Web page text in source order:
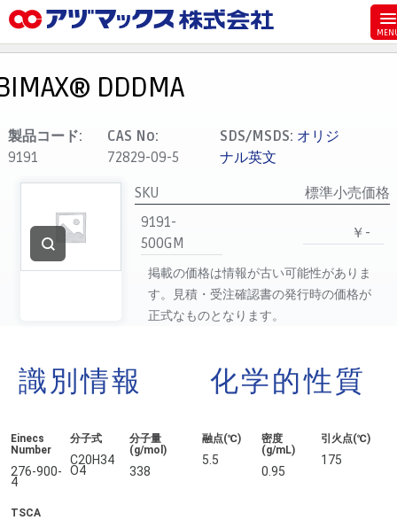
お気に入り
カート
マイアカウント
代理店一覧
支払い
DDDMA
製品コード:
9191
CAS No:
72829-09-5
SDS/MSDS: オリジ
ナル英文
SKU
標準小売価格
9191-
500GM
￥-
掲載の価格は情報が古い可能性がありま
す。見積・受注確認書の発行時の価格が
正式なものとなります。
識別情報
Einecs
Number
276-900-
4
分子式
C20H34
O4
分子量
(g/mol)
338
TSCA
化学的性質
融点(℃)
5.5
密度
(g/mL)
0.95
引火点(℃)
175